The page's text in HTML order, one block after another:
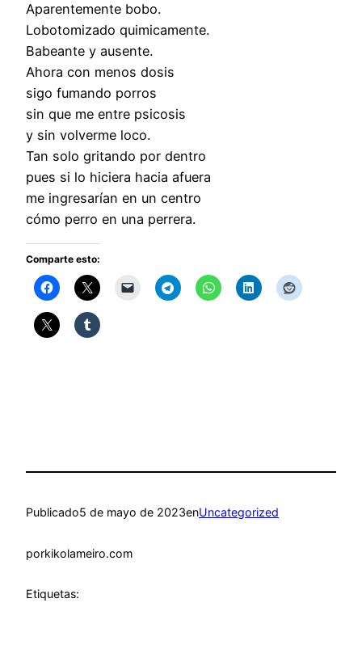
Aparentemente bobo.
Lobotomizado quimicamente.
Babeante y ausente.
Ahora con menos dosis
sigo fumando porros
sin que me entre psicosis
y sin volverme loco.
Tan solo gritando por dentro
pues si lo hiciera hacia afuera
me ingresarían en un centro
cómo perro en una perrera.
Comparte esto:
Publicado5 de mayo de 2023enUncategorized
porkikolameiro.com
Etiquetas: